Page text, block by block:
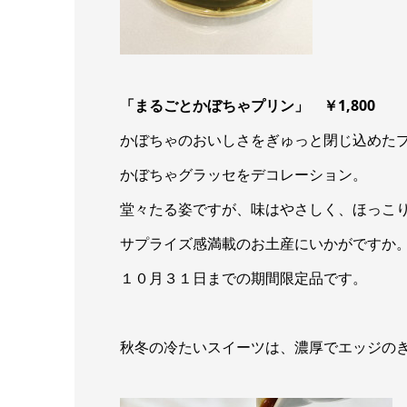
「まるごとかぼちゃプリン」 ￥1,800
かぼちゃのおいしさをぎゅっと閉じ込めたプ
かぼちゃグラッセをデコレーション。
堂々たる姿ですが、味はやさしく、ほっこり
サプライズ感満載のお土産にいかがですか。
１０月３１日までの期間限定品です。
秋冬の冷たいスイーツは、濃厚でエッジの